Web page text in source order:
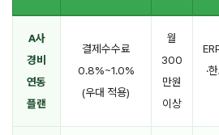
A사
경비
연동
플랜
결제수수료
0.8%~1.0%
(우대 적용)
월
300
만원
이상
·